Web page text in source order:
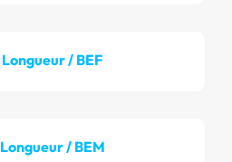
Longueur / BEF
Longueur / BEM